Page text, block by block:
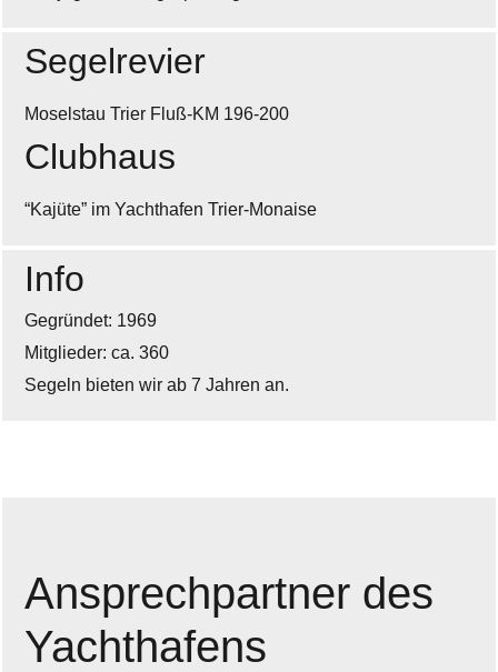
Segelrevier
Moselstau Trier Fluß-KM 196-200
Clubhaus
“Kajüte” im Yachthafen Trier-Monaise
Info
Gegründet: 1969
Mitglieder: ca. 360
Segeln bieten wir ab 7 Jahren an.
Ansprechpartner des
Yachthafens